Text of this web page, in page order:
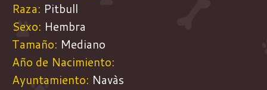
Raza: Pitbull
Sexo: Hembra
Tamaño: Mediano
Año de Nacimiento:
Ayuntamiento: Navàs